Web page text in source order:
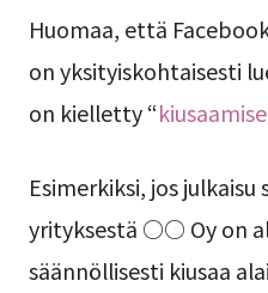
Huomaa, että
on yksityiskohtaisesti
on kielletty “
Esimerkiksi, jos julkaisu
yrityksestä ○○ Oy on
säännöllisesti kiusaa